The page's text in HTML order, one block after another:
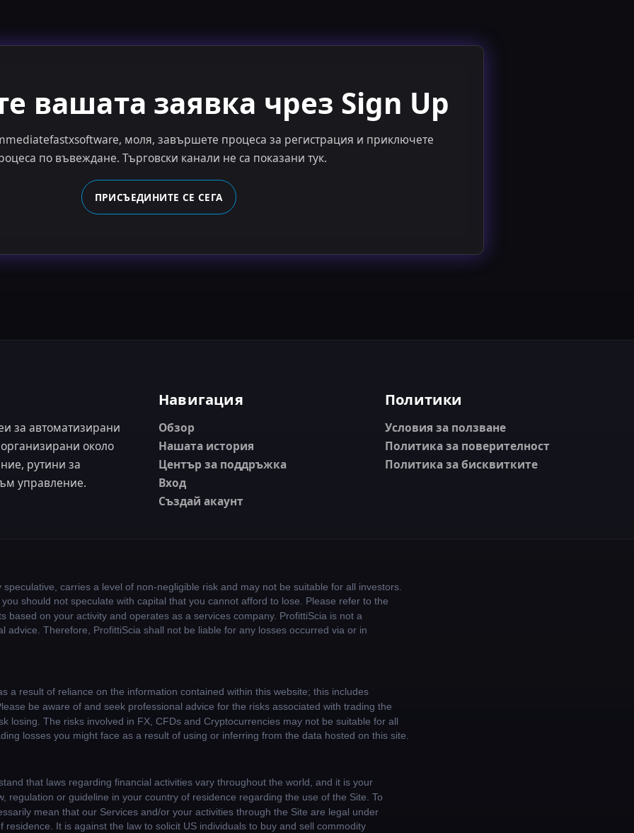
вашата заявка чрез Sign Up
моля, завършете процеса за регистрация и приключете
по въвеждане. Търговски канали не са показани тук.
ПРИСЪЕДИНИТЕ СЕ СЕГА
за автоматизирани
около
рутини за
управление.
Навигация
Обзор
Нашата история
Център за поддръжка
Вход
Създай акаунт
Политики
Условия за ползване
Политика за поверителност
Политика за бисквитките